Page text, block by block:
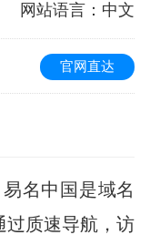
网站语言 ：中文
官网直达
名中国是域名
过质速导航，访